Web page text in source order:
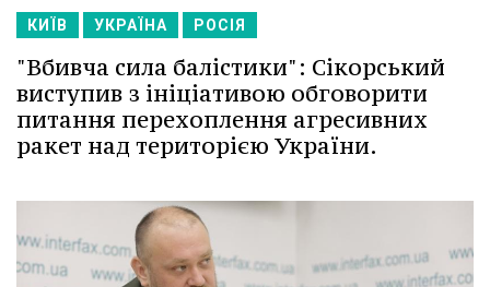
КИЇВ УКРАЇНА РОСІЯ
"Вбивча сила балістики": Сікорський
виступив з ініціативою обговорити
питання перехоплення агресивних
ракет над територією України.